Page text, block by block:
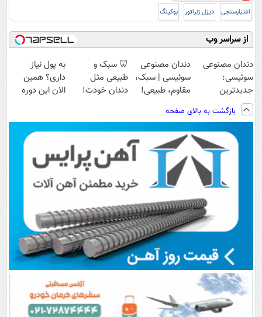
اعتبارسنجی دیزل ژنراتور بوکینگ
از سراسر وب
دندان مصنوعی
سوئیسی:
جدیدترین
فناوری اروپا،
سبک و مقاوم |
پرداخت قسطی
دندان مصنوعی
سوئیسی | سبک،
مقاوم، طبیعی!
رایگان+پرداخت
اقساطی😍
🦷 سبک و
طبیعی مثل
دندان خودت!
💳 📍 تهران
به پول نیاز
داری؟ همین
الان این دوره
بازگشت به بالای صفحه